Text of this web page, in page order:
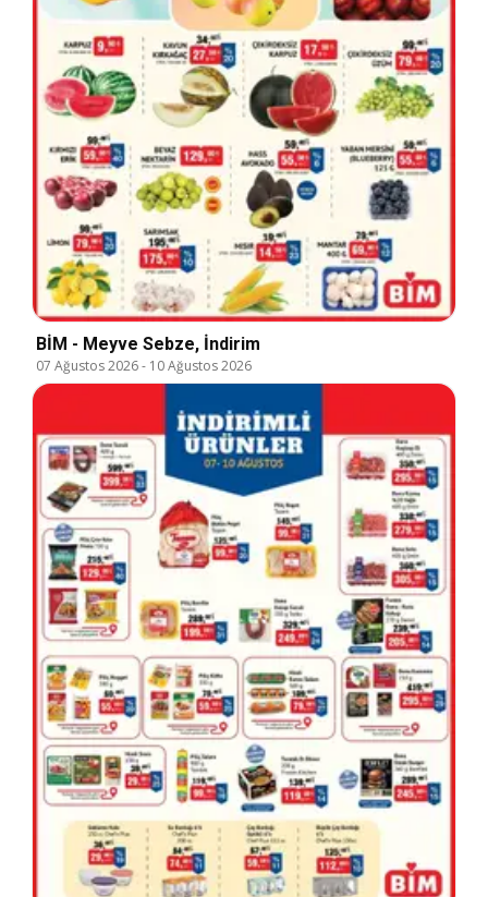
BİM - Meyve Sebze, İndirim
07 Ağustos 2026- 10 Ağustos 2026